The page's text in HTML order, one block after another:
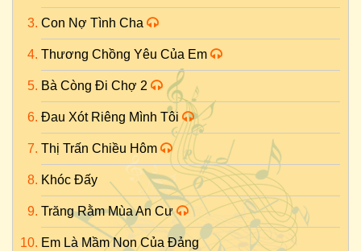
Con Nợ Tình Cha
Thương Chồng Yêu Của Em
Bà Còng Đi Chợ 2
Đau Xót Riêng Mình Tôi
Thị Trấn Chiều Hôm
Khóc Đấy
Trăng Rằm Mùa An Cư
Em Là Mầm Non Của Đảng